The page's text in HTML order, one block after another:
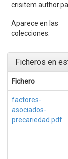
Aparece en las
colecciones:
Ficheros en
Fichero
factores-
asociados-
precariedad.pdf